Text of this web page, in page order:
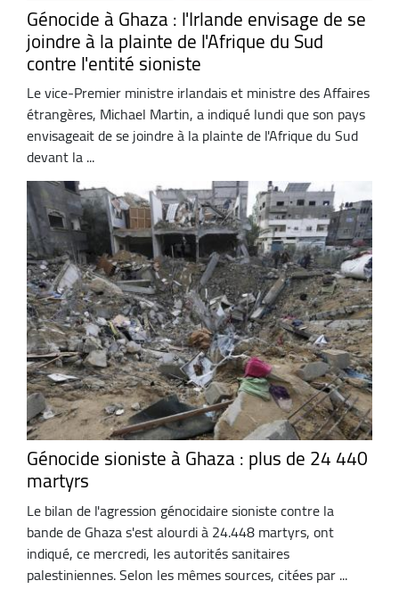
Génocide à Ghaza : l'Irlande envisage de se
joindre à la plainte de l'Afrique du Sud
contre l'entité sioniste
Le vice-Premier ministre irlandais et ministre des Affaires
étrangères, Michael Martin, a indiqué lundi que son pays
envisageait de se joindre à la plainte de l'Afrique du Sud
devant la ...
Génocide sioniste à Ghaza : plus de 24 440
martyrs
Le bilan de l'agression génocidaire sioniste contre la
bande de Ghaza s'est alourdi à 24.448 martyrs, ont
indiqué, ce mercredi, les autorités sanitaires
palestiniennes. Selon les mêmes sources, citées par ...